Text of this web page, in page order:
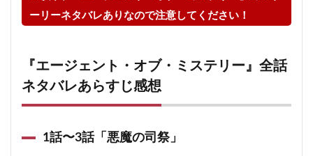
ーリーネタバレありなので注意してください！
『エージェント・オブ・ミステリー』全話
ネタバレあらすじ感想
1話〜3話「悪魔の司祭」